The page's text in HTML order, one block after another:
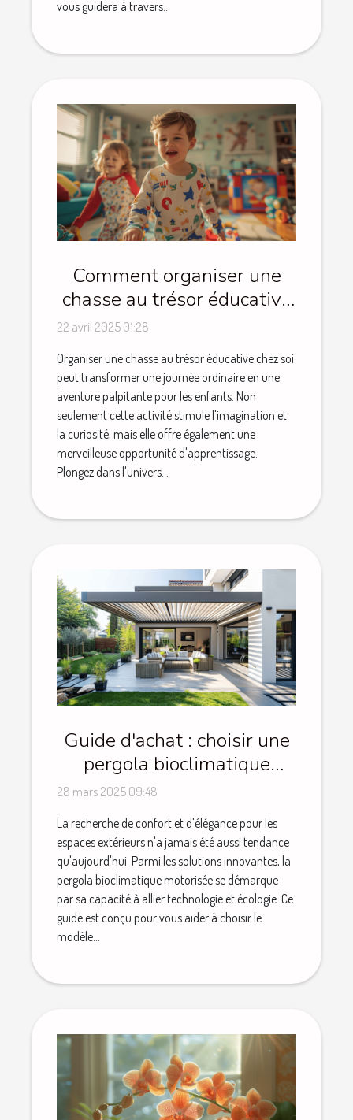
vous guidera à travers...
Comment organiser une
chasse au trésor éducative
pour enfants à la maison
22 avril 2025 01:28
Organiser une chasse au trésor éducative chez soi
peut transformer une journée ordinaire en une
aventure palpitante pour les enfants. Non
seulement cette activité stimule l'imagination et
la curiosité, mais elle offre également une
merveilleuse opportunité d'apprentissage.
Plongez dans l'univers...
Guide d'achat : choisir une
pergola bioclimatique
motorisée et ses avantages
28 mars 2025 09:48
La recherche de confort et d'élégance pour les
espaces extérieurs n'a jamais été aussi tendance
qu'aujourd'hui. Parmi les solutions innovantes, la
pergola bioclimatique motorisée se démarque
par sa capacité à allier technologie et écologie. Ce
guide est conçu pour vous aider à choisir le
modèle...